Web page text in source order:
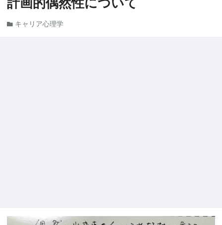
キャリア心理学